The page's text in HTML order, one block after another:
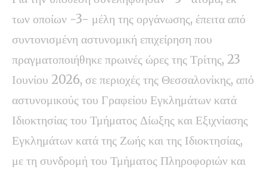
των οποίων -3- μέλη της οργάνωσης, έπειτα από
συντονισμένη αστυνομική επιχείρηση που
πραγματοποιήθηκε πρωινές ώρες της Τρίτης, 23
Ιουνίου 2026, σε περιοχές της Θεσσαλονίκης, από
αστυνομικούς του Γραφείου Εγκλημάτων κατά
Ιδιοκτησίας του Τμήματος Δίωξης και Εξιχνίασης
Εγκλημάτων κατά της Ζωής και της Ιδιοκτησίας,
με τη συνδρομή του Τμήματος Πληροφοριών και